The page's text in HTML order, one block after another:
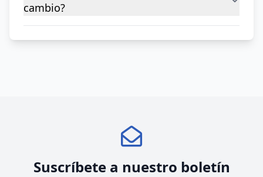
cambio?
Suscríbete a nuestro boletín